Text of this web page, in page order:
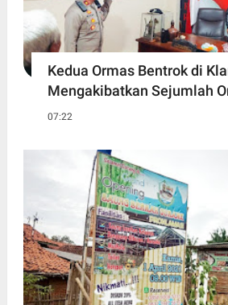
Kedua Ormas Bentrok di
Mengakibatkan Sejumlah
07:22